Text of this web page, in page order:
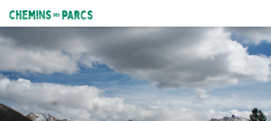
Chemins des Parcs